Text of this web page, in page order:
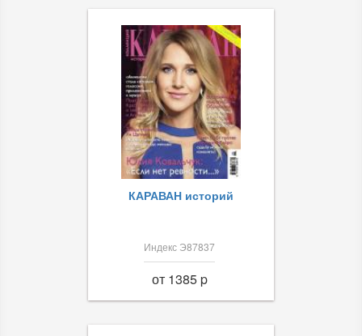
КАРАВАН историй
Индекс Э87837
от 1385 p